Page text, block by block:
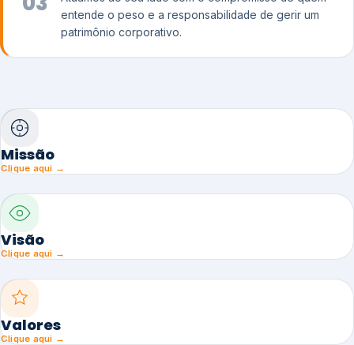
entende o peso e a responsabilidade de gerir um
patrimônio corporativo.
Missão
Clique aqui →
Visão
Clique aqui →
Valores
Clique aqui →